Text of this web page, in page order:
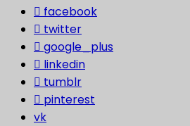
facebook
twitter
google_plus
linkedin
tumblr
pinterest
vk